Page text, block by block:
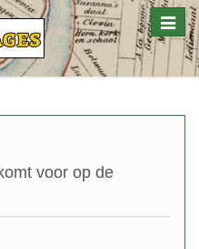
Toggle
voor op de